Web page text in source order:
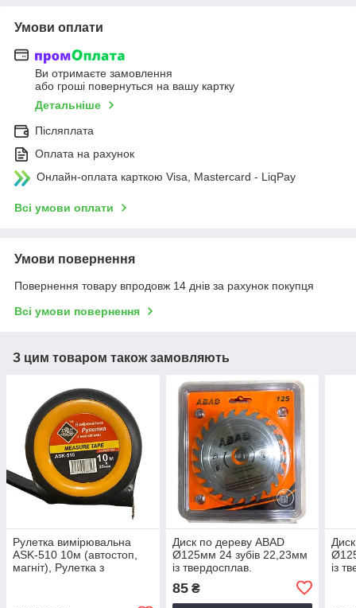
Умови оплати
Ви отримаєте замовлення
або гроші повернуться на вашу картку
Детальніше
Післяплата
Оплата на рахунок
Онлайн-оплата карткою Visa, Mastercard - LiqPay
Всі умови оплати
Умови повернення
Повернення товару впродовж 14 днів за рахунок покупця
Всі умови повернення
З цим товаром також замовляють
Рулетка вимірювальна
ASK-510 10м (автостоп,
магніт), Рулетка з
Диск по дереву ABAD
Ø125мм 24 зубів 22,23мм
із твердосплав.
напайками, Диск пильний
по дереву, Відрізний диск
85₴
із